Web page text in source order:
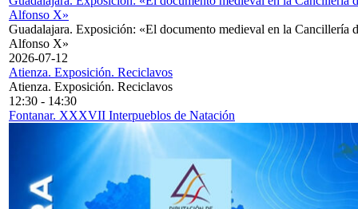
Alfonso X»
Guadalajara. Exposición: «El documento medieval en la Cancillería
Alfonso X»
2026-07-12
Atienza. Exposición. Reciclavos
Atienza. Exposición. Reciclavos
12:30 - 14:30
Fontanar. XXXVII Interpueblos de Natación